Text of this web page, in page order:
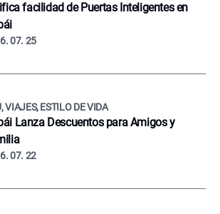
facilidad de Puertas Inteligentes en
07. 25
VIAJES, ESTILO DE VIDA
Lanza Descuentos para Amigos y
07. 22